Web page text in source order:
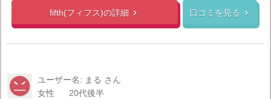
fifth(フィフス)の詳細  口コミを見る 
ユーザー名: まる さん
女性
20代後半